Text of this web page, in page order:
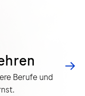
Berufe und